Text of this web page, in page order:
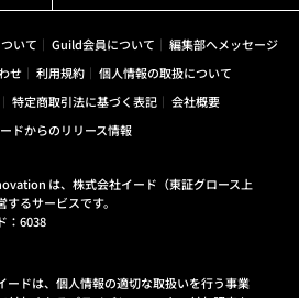
いて Guild会員について
編集部へメッセージ
せ
利用規約
個人情報の取扱について
特定商取引法に基づく表記
会社概要
ドからのリリース情報
は、株式会社イード（東証グロース上
するサービスです。
：6038
ードは、個人情報の適切な取扱いを行う事業